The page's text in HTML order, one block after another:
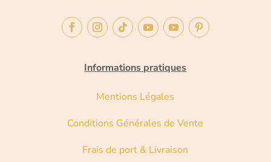
Informations pratiques
Mentions Légales
Conditions Générales de Vente
Frais de port & Livraison